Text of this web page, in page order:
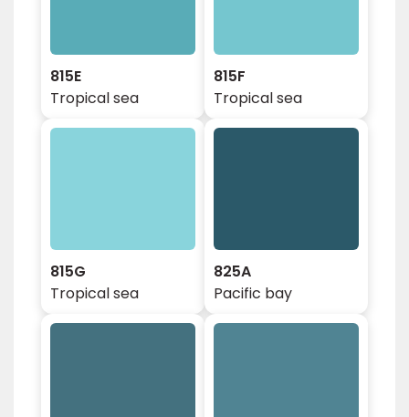
815E
Tropical sea
815F
Tropical sea
815G
Tropical sea
825A
Pacific bay